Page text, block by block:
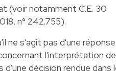
(voir notamment C.E. 30
n° 242.755).
ne s'agit pas d'une réponse
l'interprétation de
décision rendue dans